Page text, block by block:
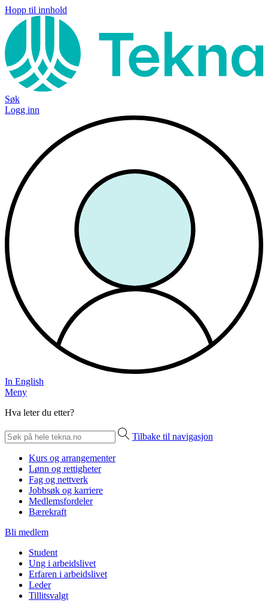
Hopp til innhold
Søk
Logg inn
In English
Meny
Hva leter du etter?
Tilbake til navigasjon
Kurs og arrangementer
Lønn og rettigheter
Fag og nettverk
Jobbsøk og karriere
Medlemsfordeler
Bærekraft
Bli medlem
Student
Ung i arbeidslivet
Erfaren i arbeidslivet
Leder
Tillitsvalgt